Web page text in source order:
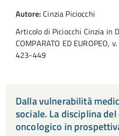
Autore: Cinzia Piciocchi
Articolo di Piciocchi Cinzia in
COMPARATO ED EUROPEO,
423-449
Dalla vulnerabilità
sociale. La disciplina
oncologico in